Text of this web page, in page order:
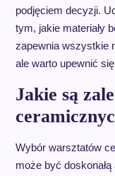
podjęciem decyzji.
tym, jakie materiały
zapewnia wszystkie
ale warto upewnić
Jakie są
Wybór warsztatów
może być